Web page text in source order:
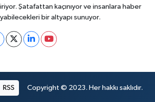
Şatafattan kaçınıyor ve insanlara haber
bir altyapı sunuyor.
RSS Copyright © 2023. Her hakkı saklıdır.